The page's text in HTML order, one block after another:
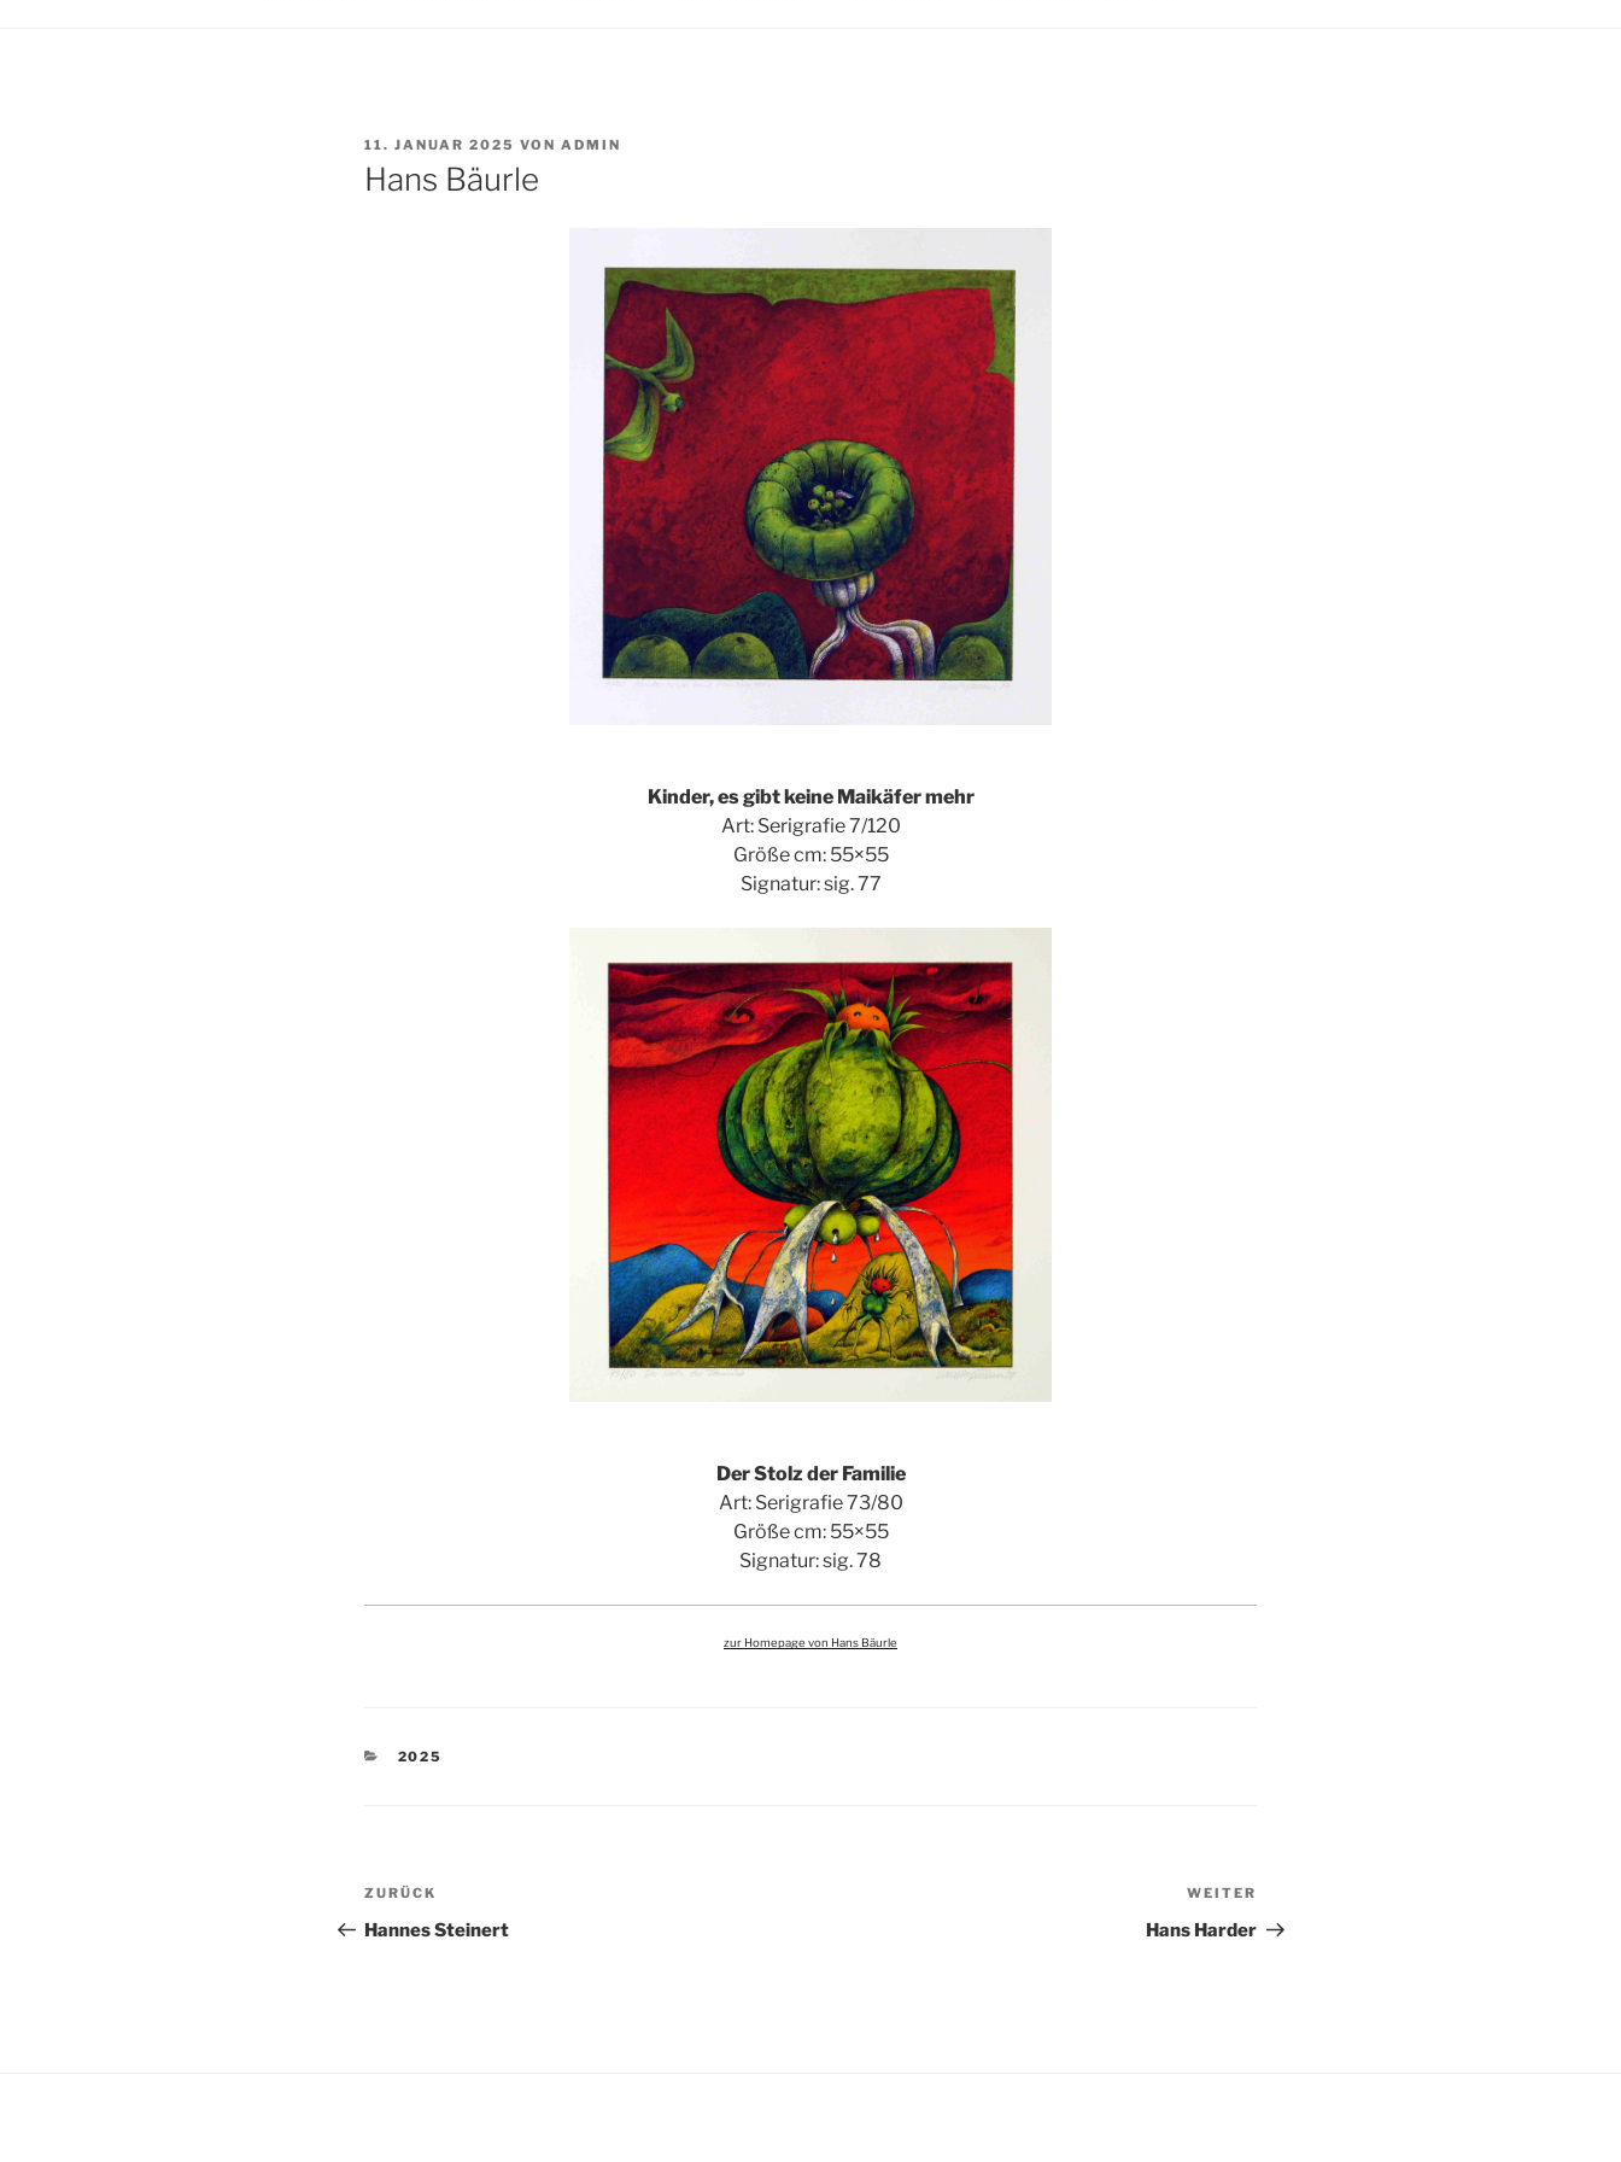
VERÖFFENTLICHT
AM
11. JANUAR 2025 VON ADMIN
Hans Bäurle
Kinder, es gibt keine Maikäfer mehr
Art: Serigrafie 7/120
Größe cm: 55×55
Signatur: sig. 77
Der Stolz der Familie
Art: Serigrafie 73/80
Größe cm: 55×55
Signatur: sig. 78
zur Homepage von Hans Bäurle
KATEGORIEN
2025
Beitragsnavigation
Vorheriger
Beitrag
ZURÜCK
Hannes Steinert
Beitrag
WEITER
Hans Harder